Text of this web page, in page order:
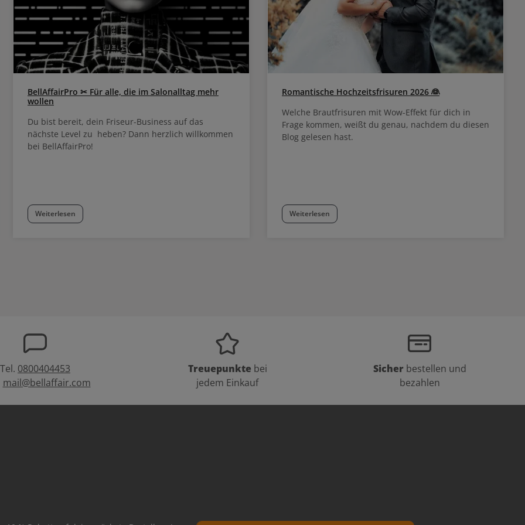
BellAffairPro ✂ Für alle, die im Salonalltag mehr
wollen
Du bist bereit, dein Friseur-Business auf das
nächste Level zu heben? Dann herzlich willkommen
bei BellAffairPro!
Weiterlesen
Romantische Hochzeitsfrisuren 2026 👰
Welche Brautfrisuren mit Wow-Effekt für dich in
Frage kommen, weißt du genau, nachdem du diesen
Blog gelesen hast.
Weiterlesen
Tel. 0800404453
mail@bellaffair.com
Treuepunkte bei
jedem Einkauf
Sicher bestellen und
bezahlen